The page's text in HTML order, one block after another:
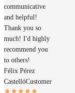
communicative
and helpful!
Thank you so
much! I'd highly
recommend you
to others!
Félix Pérez
CastellóCustomer